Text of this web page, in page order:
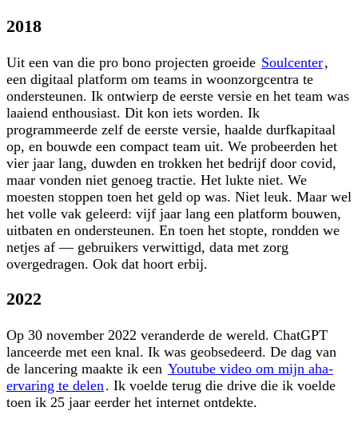
2018
Uit een van die pro bono projecten groeide Soulcenter,
een digitaal platform om teams in woonzorgcentra te
ondersteunen. Ik ontwierp de eerste versie en het team was
laaiend enthousiast. Dit kon iets worden. Ik
programmeerde zelf de eerste versie, haalde durfkapitaal
op, en bouwde een compact team uit. We probeerden het
vier jaar lang, duwden en trokken het bedrijf door covid,
maar vonden niet genoeg tractie. Het lukte niet. We
moesten stoppen toen het geld op was. Niet leuk. Maar wel
het volle vak geleerd: vijf jaar lang een platform bouwen,
uitbaten en ondersteunen. En toen het stopte, rondden we
netjes af — gebruikers verwittigd, data met zorg
overgedragen. Ook dat hoort erbij.
2022
Op 30 november 2022 veranderde de wereld. ChatGPT
lanceerde met een knal. Ik was geobsedeerd. De dag van
de lancering maakte ik een Youtube video om mijn aha-
ervaring te delen . Ik voelde terug die drive die ik voelde
toen ik 25 jaar eerder het internet ontdekte.